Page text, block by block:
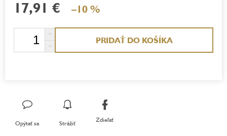
17,91 € –10 %
PRIDAŤ DO KOŠÍKA
Opýtať sa Strážiť Zdieľať